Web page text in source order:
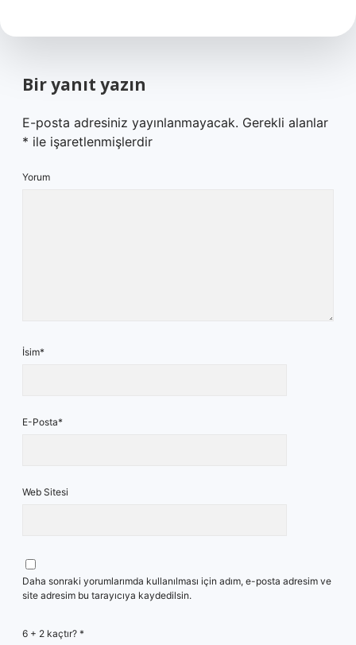
Bir yanıt yazın
E-posta adresiniz yayınlanmayacak. Gerekli alanlar
* ile işaretlenmişlerdir
Yorum
İsim*
E-Posta*
Web Sitesi
Daha sonraki yorumlarımda kullanılması için adım, e-posta adresim ve
site adresim bu tarayıcıya kaydedilsin.
6 + 2 kaçtır? *